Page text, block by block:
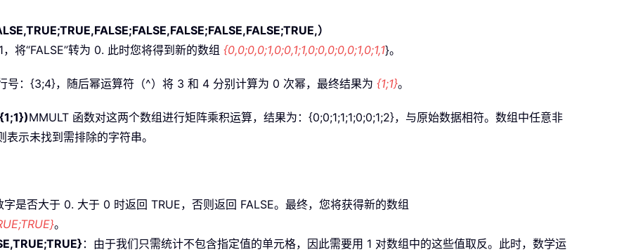
）
将“FALSE”转为 0. 此时您将得到新的数组 {0,0;0,0;1,0;0,1;1,0;0,0;0,0;1,0;1,1}。
号：{3;4}，随后幂运算符（^）将 3 和 4 分别计算为 0 次幂，最终结果为 {1;1}。
MMULT 函数对这两个数组进行矩阵乘积运算，结果为：{0;0;1;1;1;0;0;1;2}，与原始数据相符。数组中任意非
示未找到需排除的字符串。
是否大于 0. 大于 0 时返回 TRUE，否则返回 FALSE。最终，您将获得新的数组
。
：由于我们只需统计不包含指定值的单元格，因此需要用 1 对数组中的这些值取反。此时，数学运